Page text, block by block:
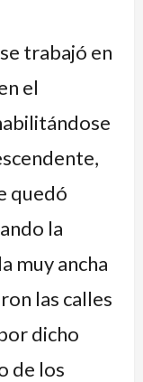
trabajó en
el
quedó
la
muy ancha
las calles
dicho
de los